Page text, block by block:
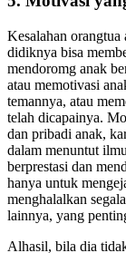
Kesalahan orangtua
didiknya bisa
mendoromg anak
atau memotivasi
temannya, atau
telah dicapainya.
dan pribadi anak,
dalam menuntut
berprestasi dan
hanya untuk
menghalalkan